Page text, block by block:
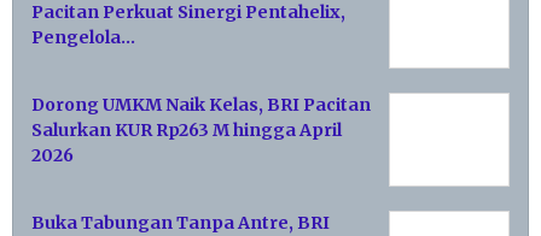
Pacitan Perkuat Sinergi Pentahelix,
Pengelola…
Dorong UMKM Naik Kelas, BRI Pacitan
Salurkan KUR Rp263 M hingga April
2026
Buka Tabungan Tanpa Antre, BRI